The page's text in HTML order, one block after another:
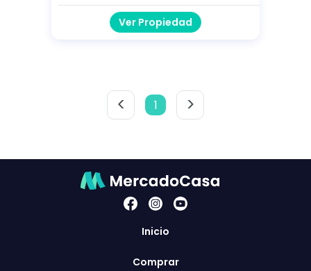
Ver Propiedad
< 1 >
Inicio
Comprar